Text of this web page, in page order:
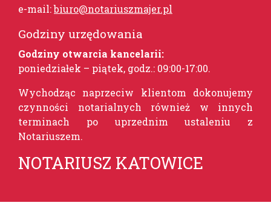
e-mail:biuro@notariuszmajer.pl
Godziny urzędowania
Godziny otwarcia kancelarii:
poniedziałek – piątek, godz.: 09:00-17:00.
Wychodząc naprzeciw klientom dokonujemy
czynności notarialnych również w innych
terminach po uprzednim ustaleniu z
Notariuszem.
NOTARIUSZ KATOWICE